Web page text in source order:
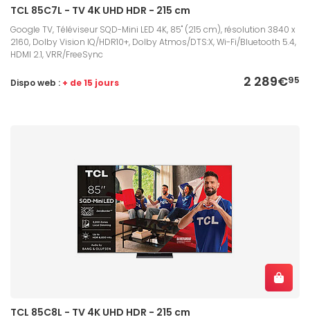
TCL 85C7L - TV 4K UHD HDR - 215 cm
Google TV, Téléviseur SQD-Mini LED 4K, 85" (215 cm), résolution 3840 x
2160, Dolby Vision IQ/HDR10+, Dolby Atmos/DTS:X, Wi-Fi/Bluetooth 5.4,
HDMI 2.1, VRR/FreeSync
2 289€95
Dispo web : + de 15 jours
TCL 85C8L - TV 4K UHD HDR - 215 cm